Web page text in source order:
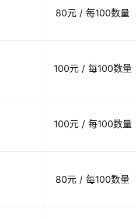
80元 / 每100数量
100元 / 每100数量
100元 / 每100数量
80元 / 每100数量